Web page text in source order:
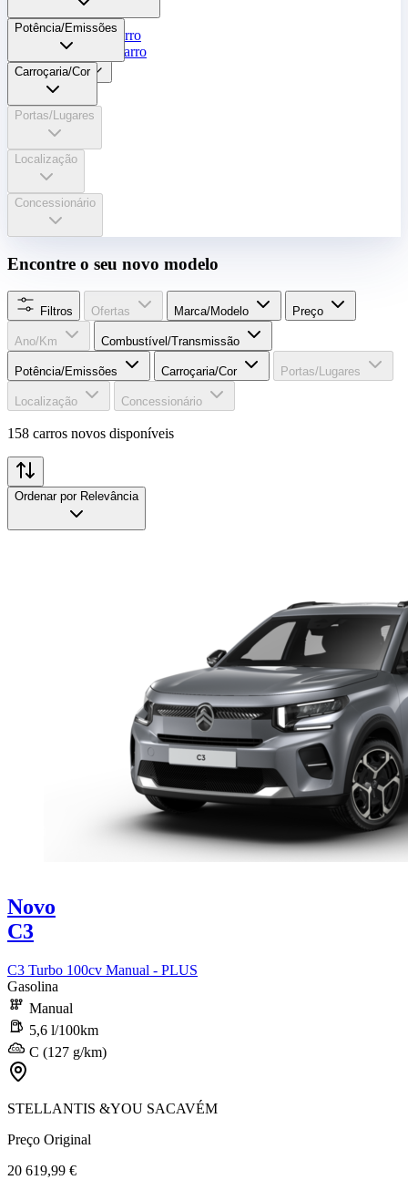
Alugue um carro
Venda o seu carro
Outros
Potência/Emissões
Carroçaria/Cor
Portas/Lugares
Localização
Concessionário
Encontre o seu novo modelo
Filtros Ofertas Marca/Modelo Preço
Ano/Km Combustível/​Transmissão
Potência/Emissões Carroçaria/Cor Portas/Lugares
Localização Concessionário
158 carros novos disponíveis
Ordenar por Relevância
Novo
C3
C3 Turbo 100cv Manual - PLUS
Gasolina
Manual
5,6 l/100km
C (127 g/km)
STELLANTIS &YOU SACAVÉM
Preço Original
20 619,99 €